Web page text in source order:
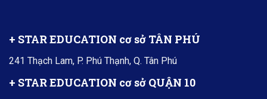
+ STAR EDUCATION cơ sở TÂN PHÚ
241 Thạch Lam, P. Phú Thạnh, Q. Tân Phú
+ STAR EDUCATION cơ sở QUẬN 10